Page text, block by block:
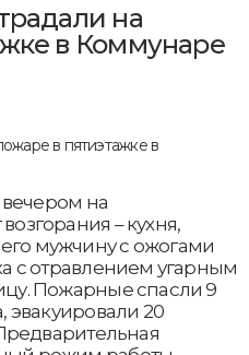
на
в Коммунаре
на
– кухня,
мужчину с ожогами
с отравлением угарным
Пожарные спасли 9
эвакуировали 20